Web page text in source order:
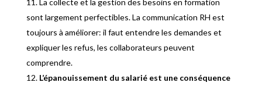
La collecte et la gestion des besoins en formation
sont largement perfectibles. La communication RH est
toujours à améliorer: il faut entendre les demandes et
expliquer les refus, les collaborateurs peuvent
comprendre.
L’épanouissement du salarié est une conséquence